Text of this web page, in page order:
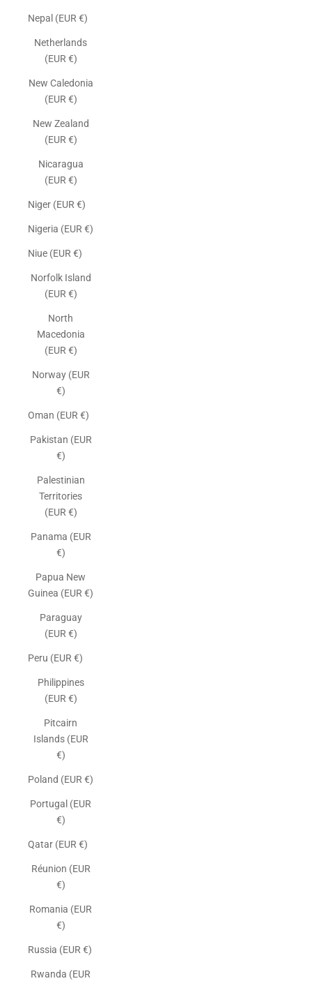
Nepal (EUR €)
Netherlands
(EUR €)
New Caledonia
(EUR €)
New Zealand
(EUR €)
Nicaragua
(EUR €)
Niger (EUR €)
Nigeria (EUR €)
Niue (EUR €)
Norfolk Island
(EUR €)
North
Macedonia
(EUR €)
Norway (EUR
€)
Oman (EUR €)
Pakistan (EUR
€)
Palestinian
Territories
(EUR €)
Panama (EUR
€)
Papua New
Guinea (EUR €)
Paraguay
(EUR €)
Peru (EUR €)
Philippines
(EUR €)
Pitcairn
Islands (EUR
€)
Poland (EUR €)
Portugal (EUR
€)
Qatar (EUR €)
Réunion (EUR
€)
Romania (EUR
€)
Russia (EUR €)
Rwanda (EUR